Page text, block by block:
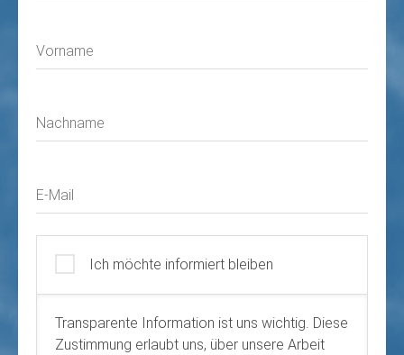
Vorname
Nachname
E-Mail
Ich möchte informiert bleiben
Transparente Information ist uns wichtig. Diese
Zustimmung erlaubt uns, über unsere Arbeit